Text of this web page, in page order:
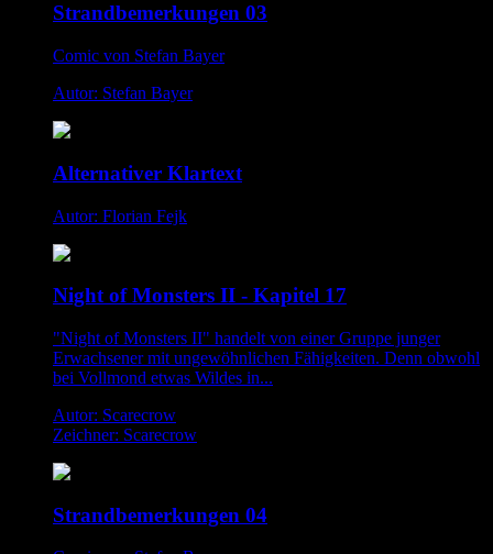
Strandbemerkungen 03
Comic von Stefan Bayer
Autor: Stefan Bayer
Alternativer Klartext
Autor: Florian Fejk
Night of Monsters II - Kapitel 17
"Night of Monsters II" handelt von einer Gruppe junger
Erwachsener mit ungewöhnlichen Fähigkeiten. Denn obwohl
bei Vollmond etwas Wildes in...
Autor: Scarecrow
Zeichner: Scarecrow
Strandbemerkungen 04